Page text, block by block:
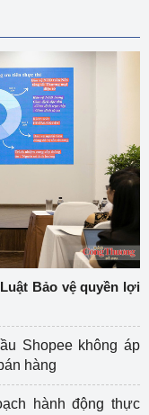
Bảo vệ quyền lợi
Shopee không áp
hàng
hành động thực